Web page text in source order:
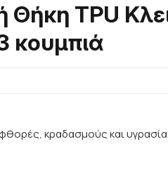
Θήκη TPU
κουμπιά
κραδασμούς και υγρασία.